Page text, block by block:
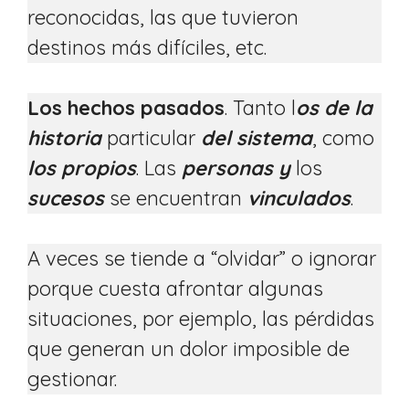
reconocidas, las que tuvieron
destinos más difíciles, etc.
Los hechos pasados. Tanto los de la
historiaparticular del sistema, como
los propios. Las personas ylos
sucesosse encuentran vinculados.
A veces se tiende a “olvidar” o ignorar
porque cuesta afrontar algunas
situaciones, por ejemplo, las pérdidas
que generan un dolor imposible de
gestionar.